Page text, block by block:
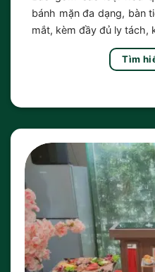
bánh mặn đa dạng, bàn
mắt, kèm đầy đủ ly tách,
Tìm